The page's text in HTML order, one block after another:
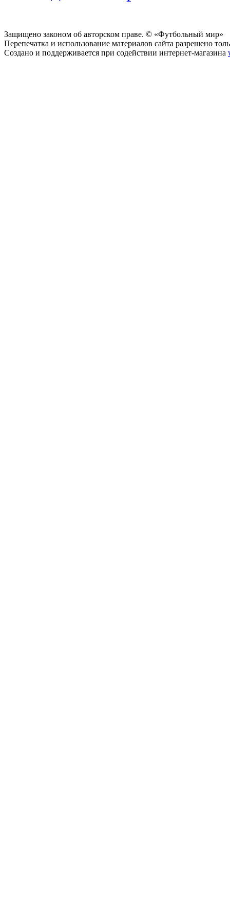
Защищено законом об авторском праве. © «Футбольный мир»
Перепечатка и использование материалов сайта разрешено
Создано и поддерживается при содействии интернет-магазина